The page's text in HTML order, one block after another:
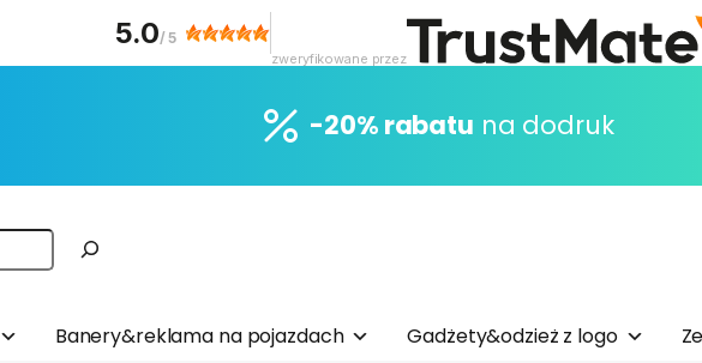
-20% rabatu na dodruk
Banery&reklama na pojazdach Gadżety&odzież z logo
5.0/ 5
zweryfikowane przez